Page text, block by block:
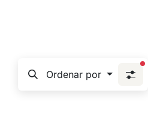
Ordenar por